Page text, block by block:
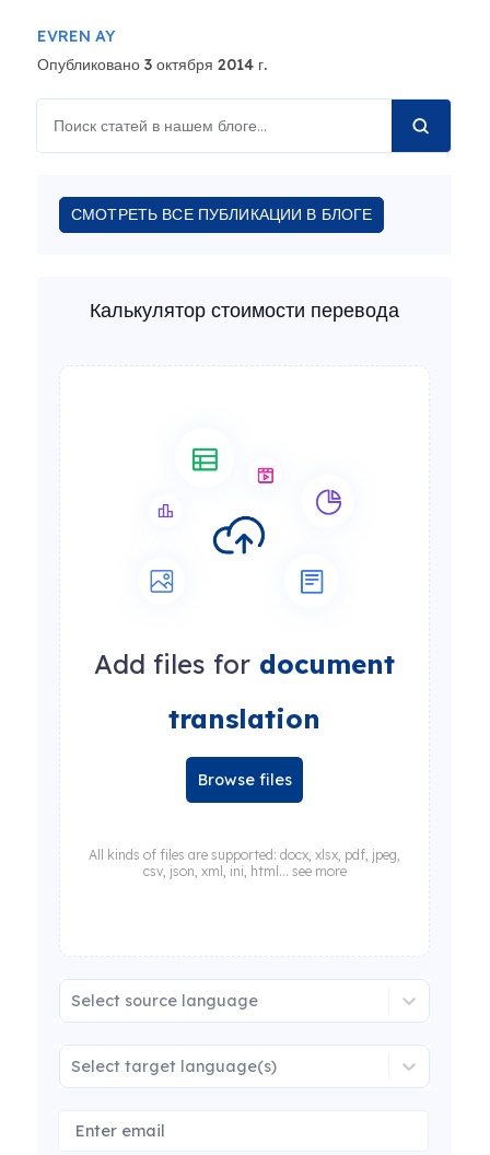
EVREN AY
Опубликовано 3 октября 2014 г.
СМОТРЕТЬ ВСЕ ПУБЛИКАЦИИ В БЛОГЕ
Калькулятор стоимости перевода
Add files for document
translation
Browse files
All kinds of files are supported: docx, xlsx, pdf, jpeg,
csv, json, xml, ini, html... see more
Select source language
Select target language(s)